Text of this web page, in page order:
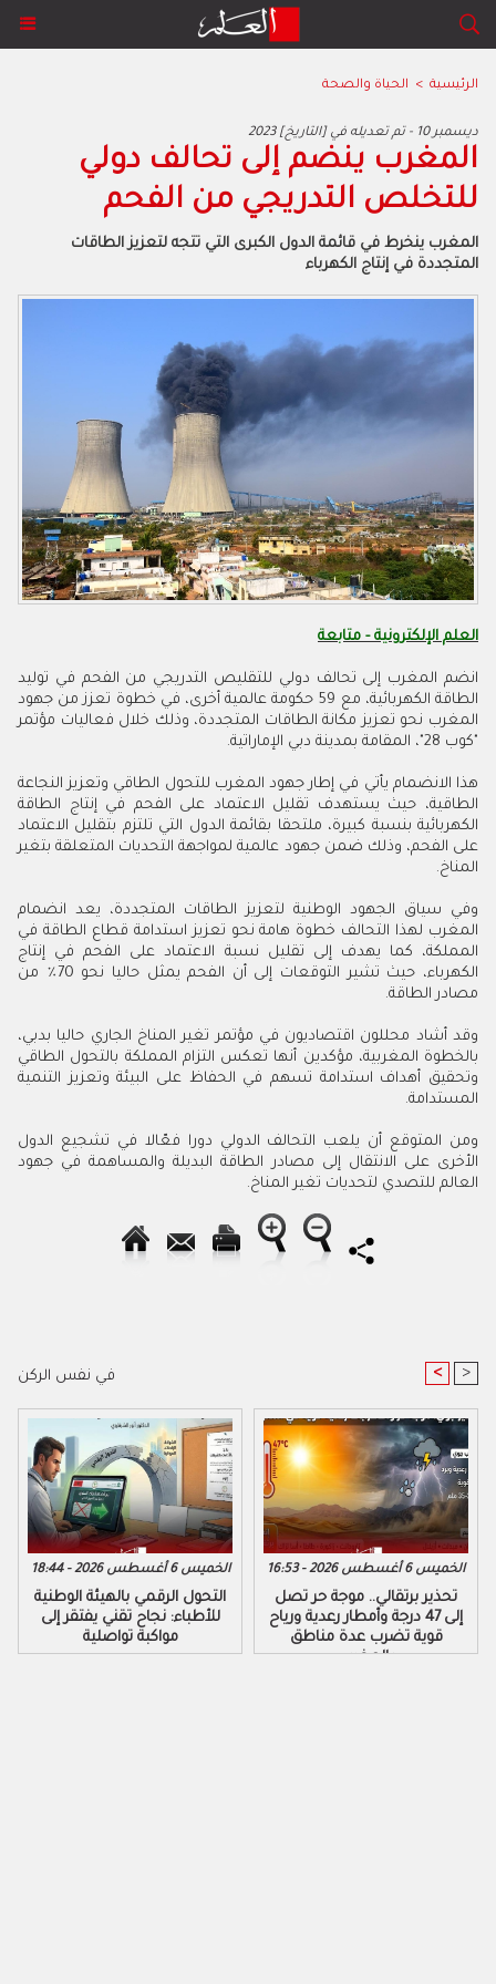
الرئيسية > الحياة والصحة
2023 ديسمبر 10 - تم تعديله في [التاريخ]
المغرب ينضم إلى تحالف دولي
للتخلص التدريجي من الفحم
المغرب ينخرط في قائمة الدول الكبرى التي تتجه لتعزيز الطاقات
المتجددة في إنتاج الكهرباء
العلم الإلكترونية - متابعة
انضم المغرب إلى تحالف دولي للتقليص التدريجي من الفحم في توليد
الطاقة الكهربائية، مع 59 حكومة عالمية أخرى، في خطوة تعزز من جهود
المغرب نحو تعزيز مكانة الطاقات المتجددة، وذلك خلال فعاليات مؤتمر
"كوب 28"، المقامة بمدينة دبي الإماراتية.
هذا الانضمام يأتي في إطار جهود المغرب للتحول الطاقي وتعزيز النجاعة
الطاقية، حيث يستهدف تقليل الاعتماد على الفحم في إنتاج الطاقة
الكهربائية بنسبة كبيرة، ملتحقا بقائمة الدول التي تلتزم بتقليل الاعتماد
على الفحم، وذلك ضمن جهود عالمية لمواجهة التحديات المتعلقة بتغير
المناخ.
وفي سياق الجهود الوطنية لتعزيز الطاقات المتجددة، يعد انضمام
المغرب لهذا التحالف خطوة هامة نحو تعزيز استدامة قطاع الطاقة في
المملكة، كما يهدف إلى تقليل نسبة الاعتماد على الفحم في إنتاج
الكهرباء، حيث تشير التوقعات إلى أن الفحم يمثل حاليا نحو 70٪ من
مصادر الطاقة.
وقد أشاد محللون اقتصاديون في مؤتمر تغير المناخ الجاري حاليا بدبي،
بالخطوة المغربية، مؤكدين أنها تعكس التزام المملكة بالتحول الطاقي
وتحقيق أهداف استدامة تسهم في الحفاظ على البيئة وتعزيز التنمية
المستدامة.
ومن المتوقع أن يلعب التحالف الدولي دورا فعّالا في تشجيع الدول
الأخرى على الانتقال إلى مصادر الطاقة البديلة والمساهمة في جهود
العالم للتصدي لتحديات تغير المناخ.
في نفس الركن < >
الخميس 6 أغسطس 2026 - 18:44
التحول الرقمي بالهيئة الوطنية
للأطباء: نجاح تقني يفتقر إلى
مواكبة تواصلية
الخميس 6 أغسطس 2026 - 16:53
تحذير برتقالي.. موجة حر تصل
إلى 47 درجة وأمطار رعدية ورياح
قوية تضرب عدة مناطق
بالمغرب